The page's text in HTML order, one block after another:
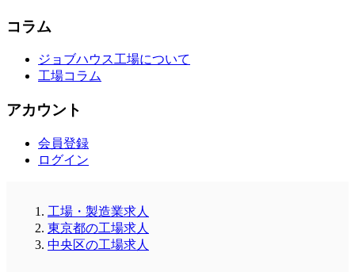
コラム
ジョブハウス工場について
工場コラム
アカウント
会員登録
ログイン
工場・製造業求人
東京都の工場求人
中央区の工場求人